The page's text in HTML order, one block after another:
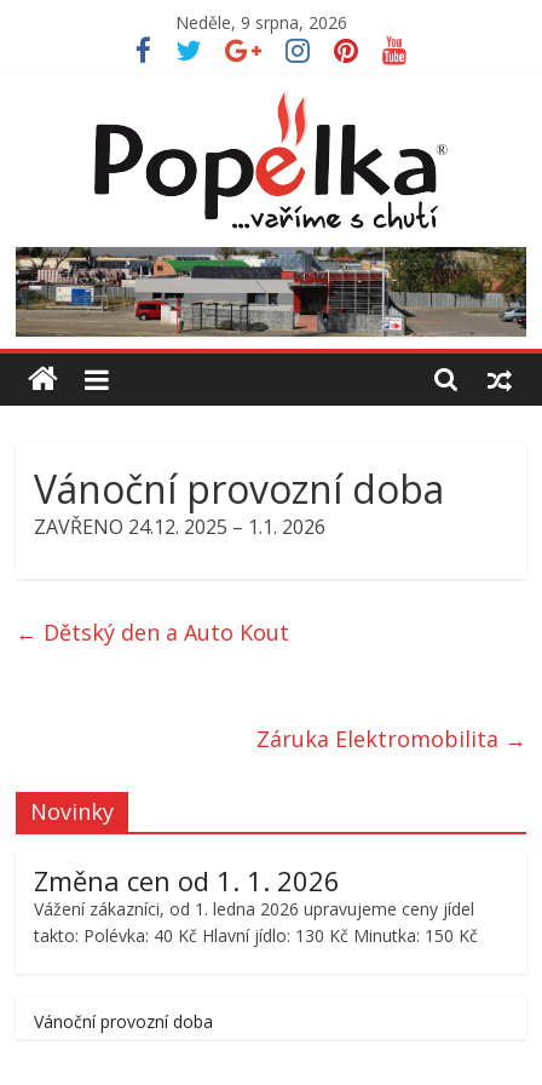
Neděle, 9 srpna, 2026
Jídelna
Popelka
Vaříme
s
Vánoční provozní doba
ZAVŘENO 24.12. 2025 – 1.1. 2026
← Dětský den a Auto Kout
Záruka Elektromobilita →
Novinky
Změna cen od 1. 1. 2026
Vážení zákazníci, od 1. ledna 2026 upravujeme ceny jídel
takto: Polévka: 40 Kč Hlavní jídlo: 130 Kč Minutka: 150 Kč
Vánoční provozní doba